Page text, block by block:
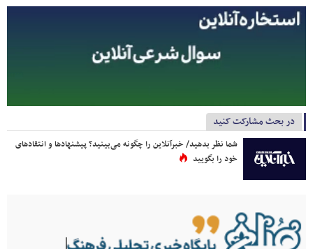
در بحث مشارکت کنید
شما نظر بدهید/ خبرآنلاین را چگونه می‌بینید؟ پیشنهادها و انتقادهای
خود را بگویید